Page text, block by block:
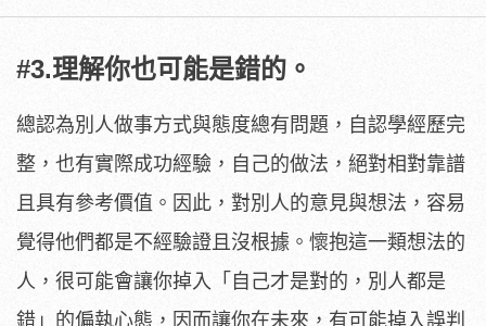
#3.理解你也可能是錯的。
總認為別人做事方式與態度總有問題，自認學經歷完
整，也有實際成功經驗，自己的做法，絕對相對靠譜
且具有參考價值。因此，對別人的意見與想法，容易
覺得他們都是不經驗證且沒根據。懷抱這一類想法的
人，很可能會讓你掉入「自己才是對的，別人都是
錯」的偏執心態，因而讓你在未來，有可能掉入誤判